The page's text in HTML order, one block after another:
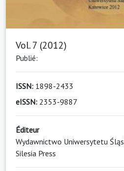
Vol. 7 (2012)
Publié:
ISSN: 1898-2433
eISSN: 2353-9887
Éditeur
Wydawnictwo Uniwersytetu
Silesia Press